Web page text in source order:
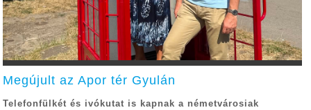
Megújult az Apor tér Gyulán
Telefonfülkét és ivókutat is kapnak a németvárosiak